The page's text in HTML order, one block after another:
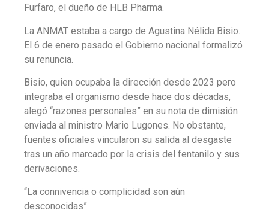
Furfaro, el dueño de HLB Pharma.
La ANMAT estaba a cargo de Agustina Nélida Bisio.
El 6 de enero pasado el Gobierno nacional formalizó
su renuncia.
Bisio, quien ocupaba la dirección desde 2023 pero
integraba el organismo desde hace dos décadas,
alegó “razones personales” en su nota de dimisión
enviada al ministro Mario Lugones. No obstante,
fuentes oficiales vincularon su salida al desgaste
tras un año marcado por la crisis del fentanilo y sus
derivaciones.
“La connivencia o complicidad son aún
desconocidas”